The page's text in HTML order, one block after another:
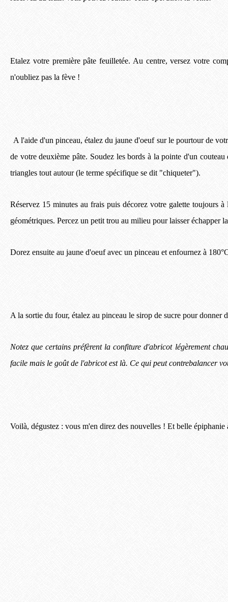
Etalez votre première pâte feuilletée. Au centre, versez votre
n'oubliez pas la fève !
A l'aide d'un pinceau, étalez du jaune d'oeuf sur le pourtour de
de votre deuxième pâte. Soudez les bords à la pointe d'un
triangles tout autour (le terme spécifique se dit "chiqueter").
Réservez 15 minutes au frais puis décorez votre galette toujours
géométriques. Percez un petit trou au milieu pour laisser échapper
Dorez ensuite au jaune d'oeuf avec un pinceau et enfournez à
A la sortie du four, étalez au pinceau le sirop de sucre pour donner
Notez que certains préfèrent la confiture d'abricot légèrement
facile mais le goût de l'abricot est là. Ce qui peut contrebalancer
Voilà, dégustez : vous m'en direz des nouvelles ! Et belle